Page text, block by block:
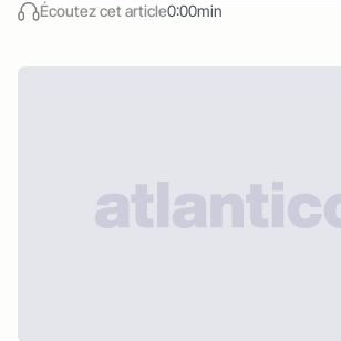
Écoutez cet article0:00min